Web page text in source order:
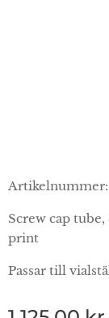
Artikelnummer:
Screw cap
print
Passar till